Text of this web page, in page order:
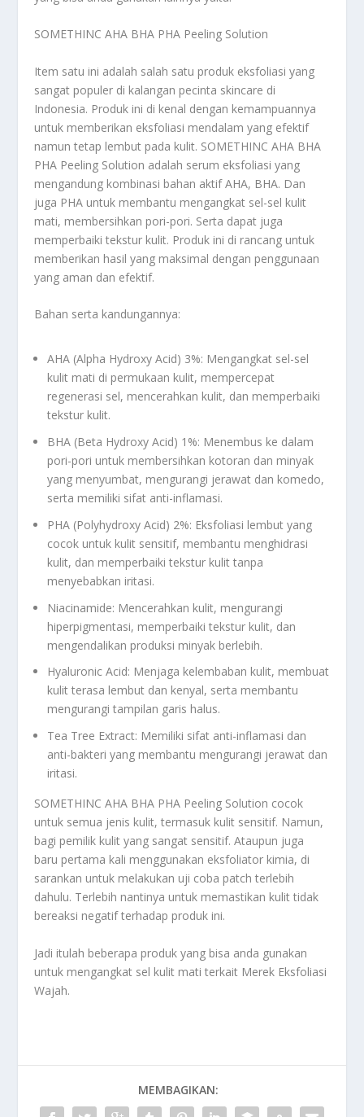
SOMETHINC AHA BHA PHA Peeling Solution
Item satu ini adalah salah satu produk eksfoliasi yang
sangat populer di kalangan pecinta skincare di
Indonesia. Produk ini di kenal dengan kemampuannya
untuk memberikan eksfoliasi mendalam yang efektif
namun tetap lembut pada kulit. SOMETHINC AHA BHA
PHA Peeling Solution adalah serum eksfoliasi yang
mengandung kombinasi bahan aktif AHA, BHA. Dan
juga PHA untuk membantu mengangkat sel-sel kulit
mati, membersihkan pori-pori. Serta dapat juga
memperbaiki tekstur kulit. Produk ini di rancang untuk
memberikan hasil yang maksimal dengan penggunaan
yang aman dan efektif.
Bahan serta kandungannya:
AHA (Alpha Hydroxy Acid) 3%: Mengangkat sel-sel
kulit mati di permukaan kulit, mempercepat
regenerasi sel, mencerahkan kulit, dan memperbaiki
tekstur kulit.
BHA (Beta Hydroxy Acid) 1%: Menembus ke dalam
pori-pori untuk membersihkan kotoran dan minyak
yang menyumbat, mengurangi jerawat dan komedo,
serta memiliki sifat anti-inflamasi.
PHA (Polyhydroxy Acid) 2%: Eksfoliasi lembut yang
cocok untuk kulit sensitif, membantu menghidrasi
kulit, dan memperbaiki tekstur kulit tanpa
menyebabkan iritasi.
Niacinamide: Mencerahkan kulit, mengurangi
hiperpigmentasi, memperbaiki tekstur kulit, dan
mengendalikan produksi minyak berlebih.
Hyaluronic Acid: Menjaga kelembaban kulit, membuat
kulit terasa lembut dan kenyal, serta membantu
mengurangi tampilan garis halus.
Tea Tree Extract: Memiliki sifat anti-inflamasi dan
anti-bakteri yang membantu mengurangi jerawat dan
iritasi.
SOMETHINC AHA BHA PHA Peeling Solution cocok
untuk semua jenis kulit, termasuk kulit sensitif. Namun,
bagi pemilik kulit yang sangat sensitif. Ataupun juga
baru pertama kali menggunakan eksfoliator kimia, di
sarankan untuk melakukan uji coba patch terlebih
dahulu. Terlebih nantinya untuk memastikan kulit tidak
bereaksi negatif terhadap produk ini.
Jadi itulah beberapa produk yang bisa anda gunakan
untuk mengangkat sel kulit mati terkait Merek Eksfoliasi
Wajah.
MEMBAGIKAN: